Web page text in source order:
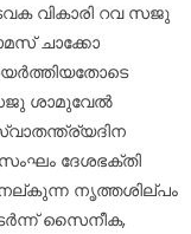
വികാരി റവ സജു
ചാക്കോ
സജു ശാമുവേൽ
ദേശഭക്തി
നല്കുന്ന നൃത്തശില്പം
സൈനീക,